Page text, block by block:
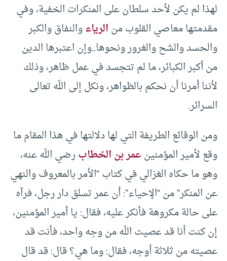
لهذا لم يكن لأحد سلطان على المنكرات الخفية، وفي
مقدمتها معاصي القلوب منالرياءوالنفاق والكبر
والحسد والشح والغرور ونحوها..وإن اعتبرها الدين
من أكبر الكبائر، ما لم تتجسد في عمل ظاهر، وذلك
لأننا أمرنا أن نحكم بالظواهر، ونكل إلى اللّه تعالى
السرائر.
ومن الوقائع الطريفة التي لها دلالتها في هذا المقام ما
وقع لأمير المؤمنينعمر بن الخطابرضي اللّه عنه،
وهو ما حكاه الغزالي في كتاب “الأمر بالمعروف والنهي
عن المنكر” من “الإحياء”: أن عمر تسلق دار رجل، فرآه
على حالة مكروهة فأنكر عليه، فقال: يا أمير المؤمنين،
إن كنت أنا قد عصيت اللّه من وجه واحد، فأنت قد
عصيته من ثلاثة أوجه، فقال: وما هي؟ قال: قد قال